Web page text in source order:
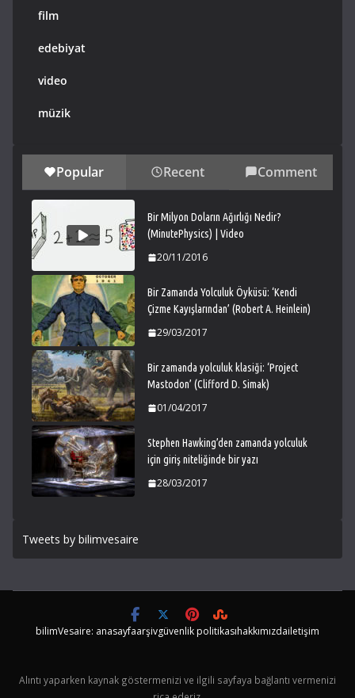
film
edebiyat
video
müzik
Popular Recent Comment
Bir Milyon Doların Ağırlığı Nedir?
(MinutePhysics) | Video
20/11/2016
Bir Zamanda Yolculuk Öyküsü: ‘Kendi
Çizme Kayışlarından’ (Robert A. Heinlein)
29/03/2017
Bir zamanda yolculuk klasiği: ‘Project
Mastodon’ (Clifford D. Simak)
01/04/2017
Stephen Hawking’den zamanda yolculuk
için giriş niteliğinde bir yazı
28/03/2017
Tweets by bilimvesaire
bilimVesaire: anasayfaarşivgüvenlik politikasıhakkımızdailetişim
Alıntı yaparken kaynak göstermenizi ve ilgili sayfaya bağlantı vermenizi